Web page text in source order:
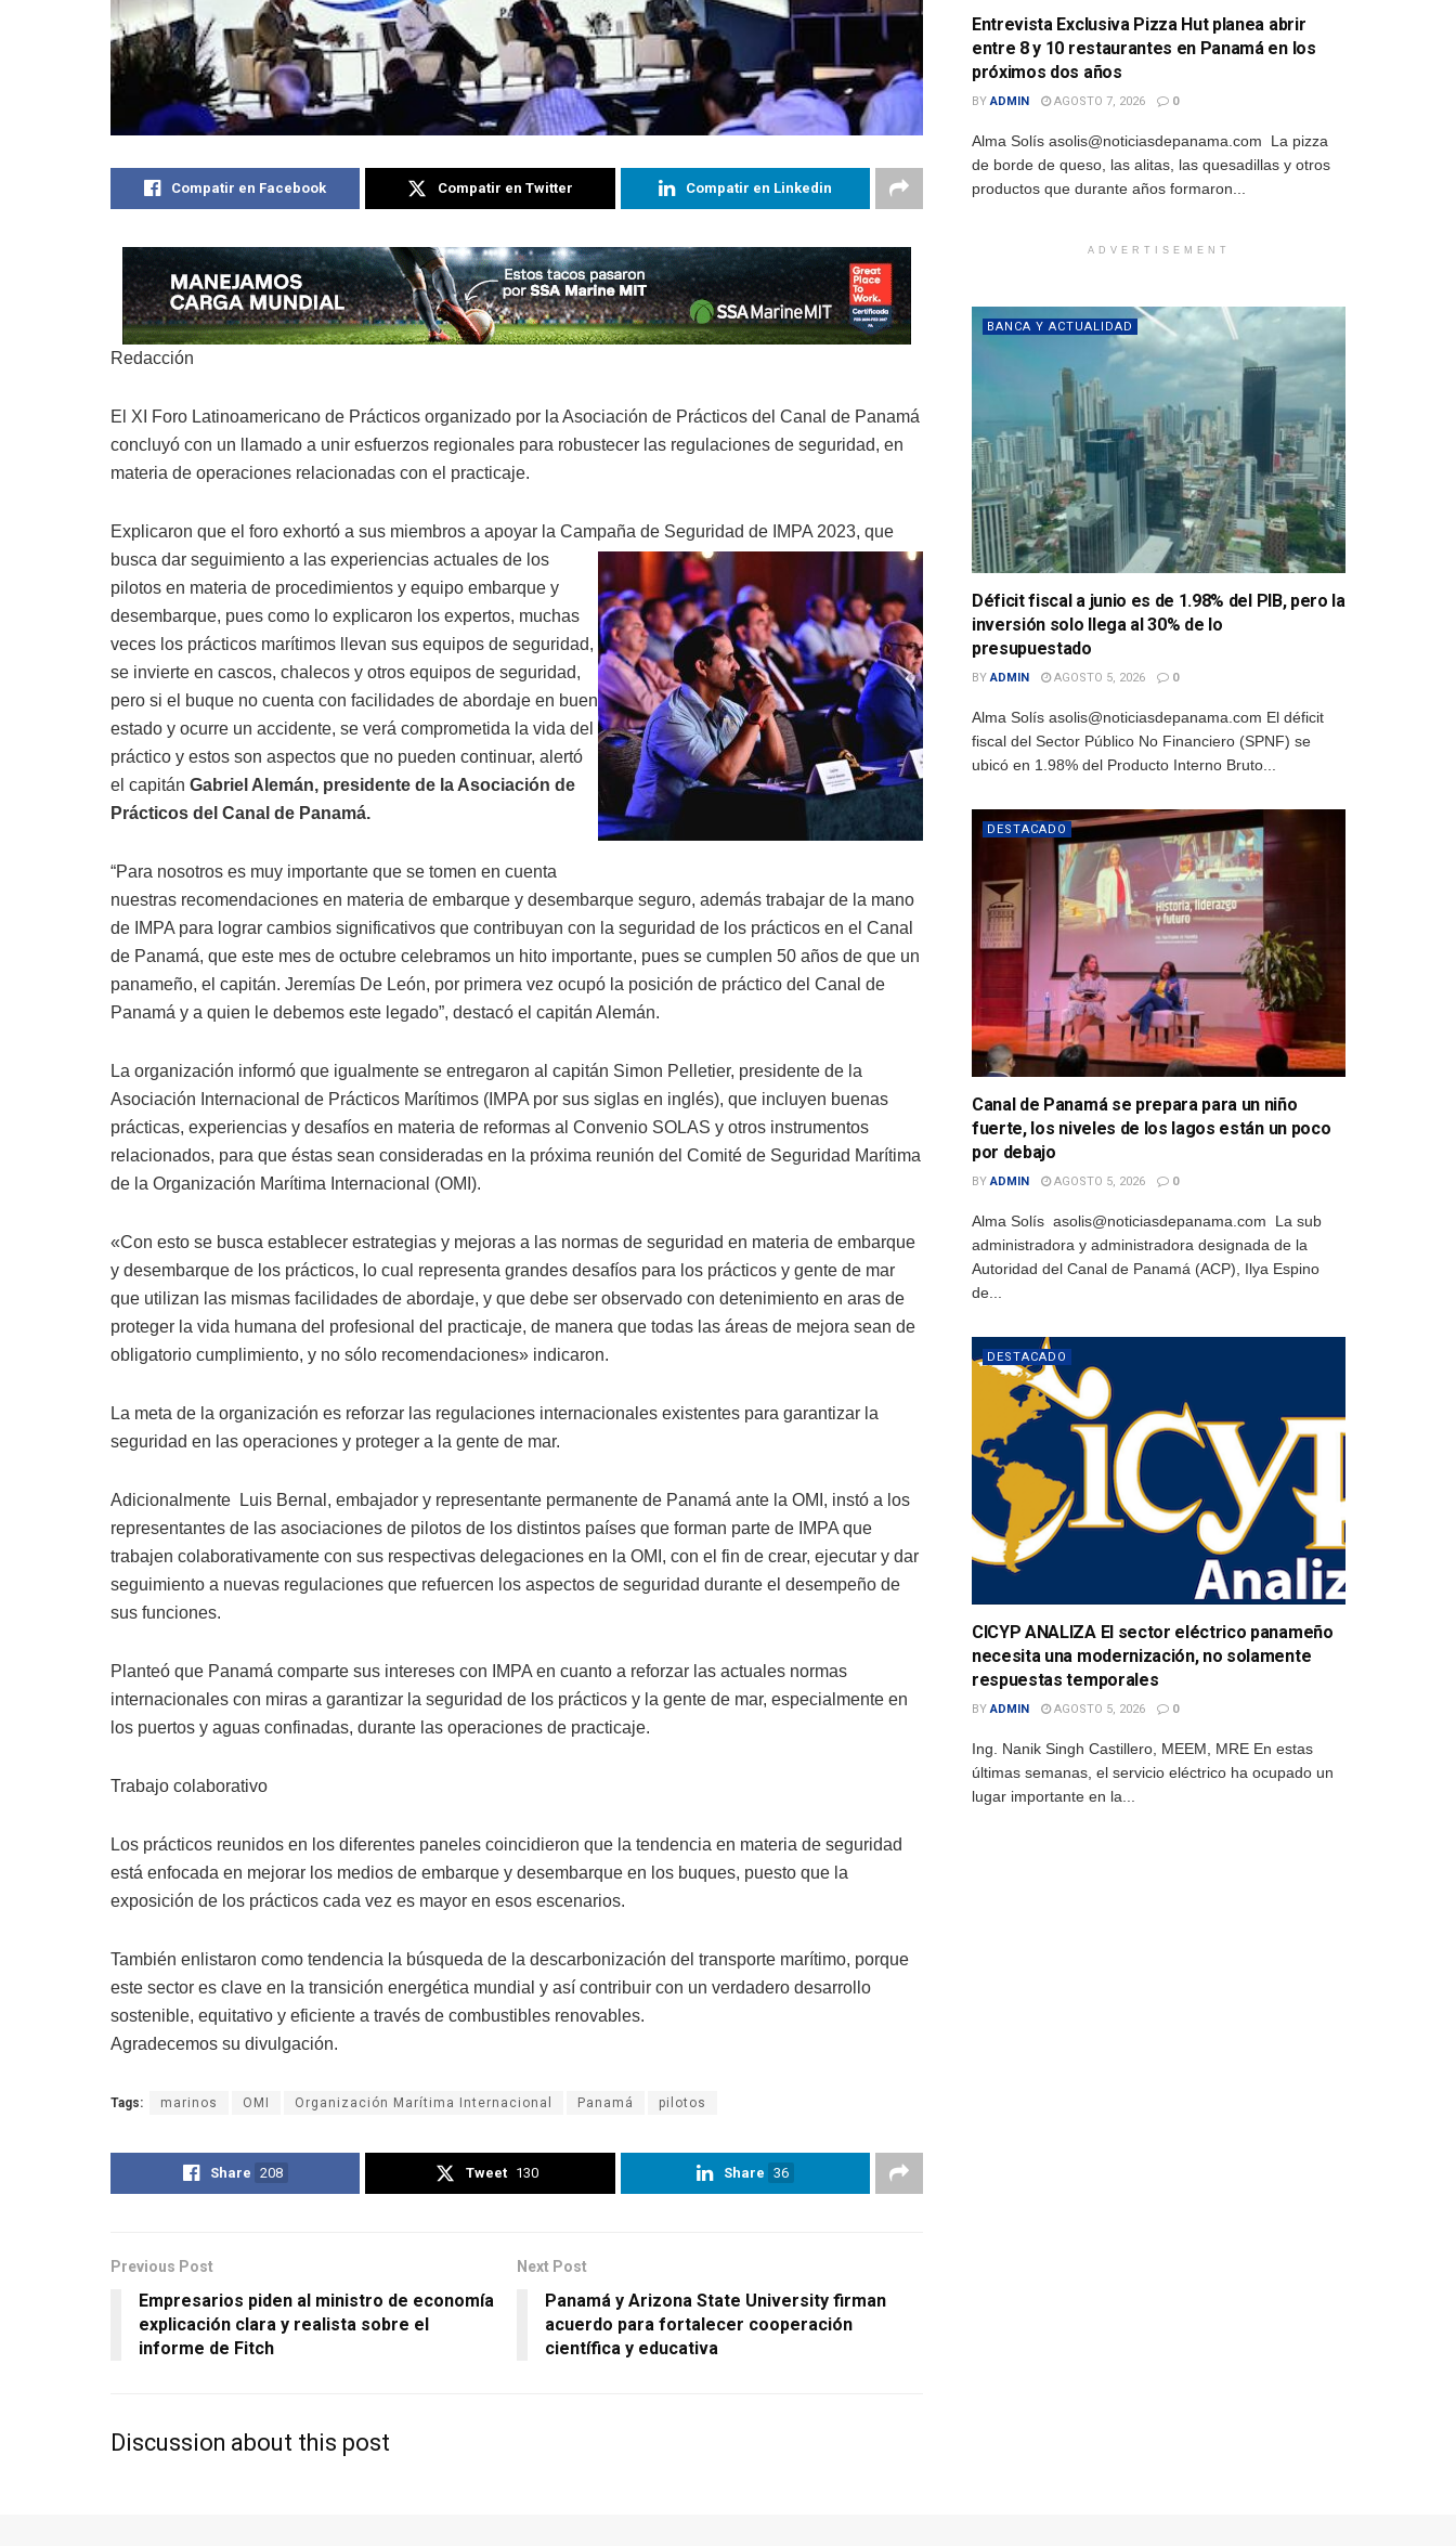
Compatir en Facebook Compatir en Twitter Compatir en Linkedin
Redacción
El XI Foro Latinoamericano de Prácticos organizado por la Asociación de Prácticos del Canal de Panamá
concluyó con un llamado a unir esfuerzos regionales para robustecer las regulaciones de seguridad, en
materia de operaciones relacionadas con el practicaje.
Explicaron que el foro exhortó a sus miembros a apoyar la Campaña de Seguridad de IMPA 2023, que
busca dar seguimiento a las experiencias actuales de los
pilotos en materia de procedimientos y equipo embarque y
desembarque, pues como lo explicaron los expertos, muchas
veces los prácticos marítimos llevan sus equipos de seguridad,
se invierte en cascos, chalecos y otros equipos de seguridad,
pero si el buque no cuenta con facilidades de abordaje en buen
estado y ocurre un accidente, se verá comprometida la vida del
práctico y estos son aspectos que no pueden continuar, alertó
el capitán Gabriel Alemán, presidente de la Asociación de
Prácticos del Canal de Panamá.
“Para nosotros es muy importante que se tomen en cuenta
nuestras recomendaciones en materia de embarque y desembarque seguro, además trabajar de la mano
de IMPA para lograr cambios significativos que contribuyan con la seguridad de los prácticos en el Canal
de Panamá, que este mes de octubre celebramos un hito importante, pues se cumplen 50 años de que un
panameño, el capitán. Jeremías De León, por primera vez ocupó la posición de práctico del Canal de
Panamá y a quien le debemos este legado”, destacó el capitán Alemán.
La organización informó que igualmente se entregaron al capitán Simon Pelletier, presidente de la
Asociación Internacional de Prácticos Marítimos (IMPA por sus siglas en inglés), que incluyen buenas
prácticas, experiencias y desafíos en materia de reformas al Convenio SOLAS y otros instrumentos
relacionados, para que éstas sean consideradas en la próxima reunión del Comité de Seguridad Marítima
de la Organización Marítima Internacional (OMI).
«Con esto se busca establecer estrategias y mejoras a las normas de seguridad en materia de embarque
y desembarque de los prácticos, lo cual representa grandes desafíos para los prácticos y gente de mar
que utilizan las mismas facilidades de abordaje, y que debe ser observado con detenimiento en aras de
proteger la vida humana del profesional del practicaje, de manera que todas las áreas de mejora sean de
obligatorio cumplimiento, y no sólo recomendaciones» indicaron.
La meta de la organización es reforzar las regulaciones internacionales existentes para garantizar la
seguridad en las operaciones y proteger a la gente de mar.
Adicionalmente Luis Bernal, embajador y representante permanente de Panamá ante la OMI, instó a los
representantes de las asociaciones de pilotos de los distintos países que forman parte de IMPA que
trabajen colaborativamente con sus respectivas delegaciones en la OMI, con el fin de crear, ejecutar y dar
seguimiento a nuevas regulaciones que refuercen los aspectos de seguridad durante el desempeño de
sus funciones.
Planteó que Panamá comparte sus intereses con IMPA en cuanto a reforzar las actuales normas
internacionales con miras a garantizar la seguridad de los prácticos y la gente de mar, especialmente en
los puertos y aguas confinadas, durante las operaciones de practicaje.
Trabajo colaborativo
Los prácticos reunidos en los diferentes paneles coincidieron que la tendencia en materia de seguridad
está enfocada en mejorar los medios de embarque y desembarque en los buques, puesto que la
exposición de los prácticos cada vez es mayor en esos escenarios.
También enlistaron como tendencia la búsqueda de la descarbonización del transporte marítimo, porque
este sector es clave en la transición energética mundial y así contribuir con un verdadero desarrollo
sostenible, equitativo y eficiente a través de combustibles renovables.
Agradecemos su divulgación.
Tags: marinos OMI Organización Marítima Internacional Panamá pilotos
Share 208 Tweet 130 Share 36
Previous Post
Empresarios piden al ministro de economía
explicación clara y realista sobre el
informe de Fitch
Next Post
Panamá y Arizona State University firman
acuerdo para fortalecer cooperación
científica y educativa
Discussion about this post
Entrevista Exclusiva Pizza Hut planea abrir
entre 8 y 10 restaurantes en Panamá en los
próximos dos años
BY ADMIN AGOSTO 7, 2026 0
Alma Solís asolis@noticiasdepanama.com La pizza
de borde de queso, las alitas, las quesadillas y otros
productos que durante años formaron...
ADVERTISEMENT
BANCA Y ACTUALIDAD
Déficit fiscal a junio es de 1.98% del PIB, pero la
inversión solo llega al 30% de lo
presupuestado
BY ADMIN AGOSTO 5, 2026 0
Alma Solís asolis@noticiasdepanama.com El déficit
fiscal del Sector Público No Financiero (SPNF) se
ubicó en 1.98% del Producto Interno Bruto...
DESTACADO
Canal de Panamá se prepara para un niño
fuerte, los niveles de los lagos están un poco
por debajo
BY ADMIN AGOSTO 5, 2026 0
Alma Solís asolis@noticiasdepanama.com La sub
administradora y administradora designada de la
Autoridad del Canal de Panamá (ACP), Ilya Espino
de...
DESTACADO
CICYP ANALIZA El sector eléctrico panameño
necesita una modernización, no solamente
respuestas temporales
BY ADMIN AGOSTO 5, 2026 0
Ing. Nanik Singh Castillero, MEEM, MRE En estas
últimas semanas, el servicio eléctrico ha ocupado un
lugar importante en la...